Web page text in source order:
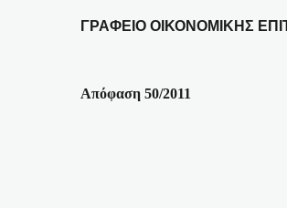
ΓΡΑΦΕΙΟ ΟΙΚΟΝΟΜΙΚΗΣ
Απόφαση 50/2011